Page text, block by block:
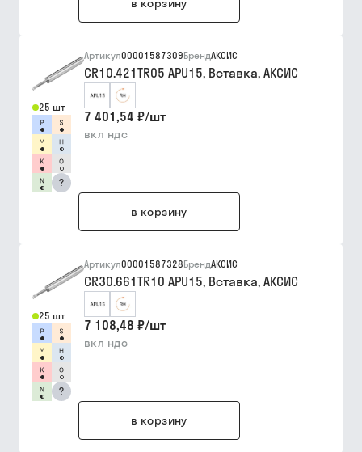
в корзину
25 шт
?
Артикул00001587309БрендАКСИС
CR10.421TR05 APU15, Вставка, АКСИС
7 401,54 ₽/шт
вкл ндс
в корзину
25 шт
?
Артикул00001587328БрендАКСИС
CR30.661TR10 APU15, Вставка, АКСИС
7 108,48 ₽/шт
вкл ндс
в корзину